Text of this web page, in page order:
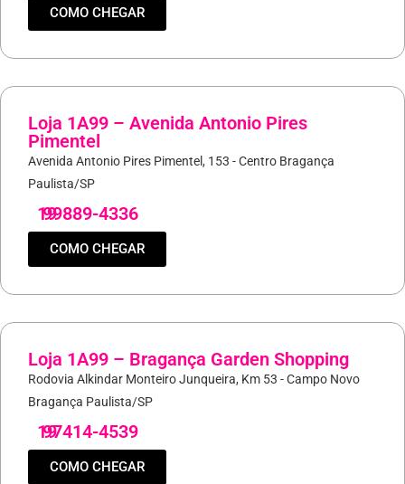
COMO CHEGAR
Loja 1A99 – Avenida Antonio Pires
Pimentel
Avenida Antonio Pires Pimentel, 153 - Centro Bragança
Paulista/SP
19
99889-4336
COMO CHEGAR
Loja 1A99 – Bragança Garden Shopping
Rodovia Alkindar Monteiro Junqueira, Km 53 - Campo Novo
Bragança Paulista/SP
19
97414-4539
COMO CHEGAR